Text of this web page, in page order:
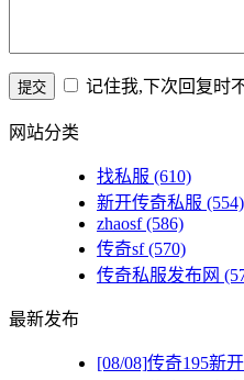
记住我,下次回复时
网站分类
找私服 (610)
新开传奇私服 (554)
zhaosf(586)
传奇sf(570)
传奇私服发布网
最新发布
[08/08]传奇195新